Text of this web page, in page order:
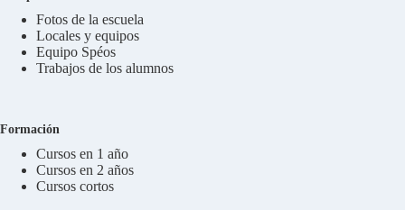
Fotos de la escuela
Locales y equipos
Equipo Spéos
Trabajos de los alumnos
Formación
Cursos en 1 año
Cursos en 2 años
Cursos cortos